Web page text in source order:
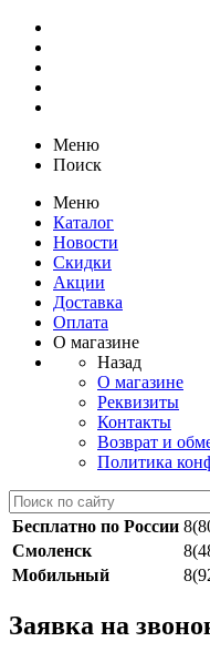
Меню
Поиск
Меню
Каталог
Новости
Скидки
Акции
Доставка
Оплата
О магазине
Назад
О магазине
Реквизиты
Контакты
Возврат и
Политика
Бесплатно по России
Смоленск
Мобильный
Заявка на